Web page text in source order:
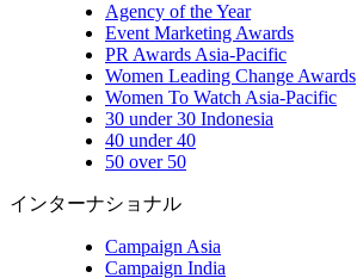
Agency of the Year
Event Marketing Awards
PR Awards Asia-Pacific
Women Leading Change Awards
Women To Watch Asia-Pacific
30 under 30 Indonesia
40 under 40
50 over 50
インターナショナル
Campaign Asia
Campaign India